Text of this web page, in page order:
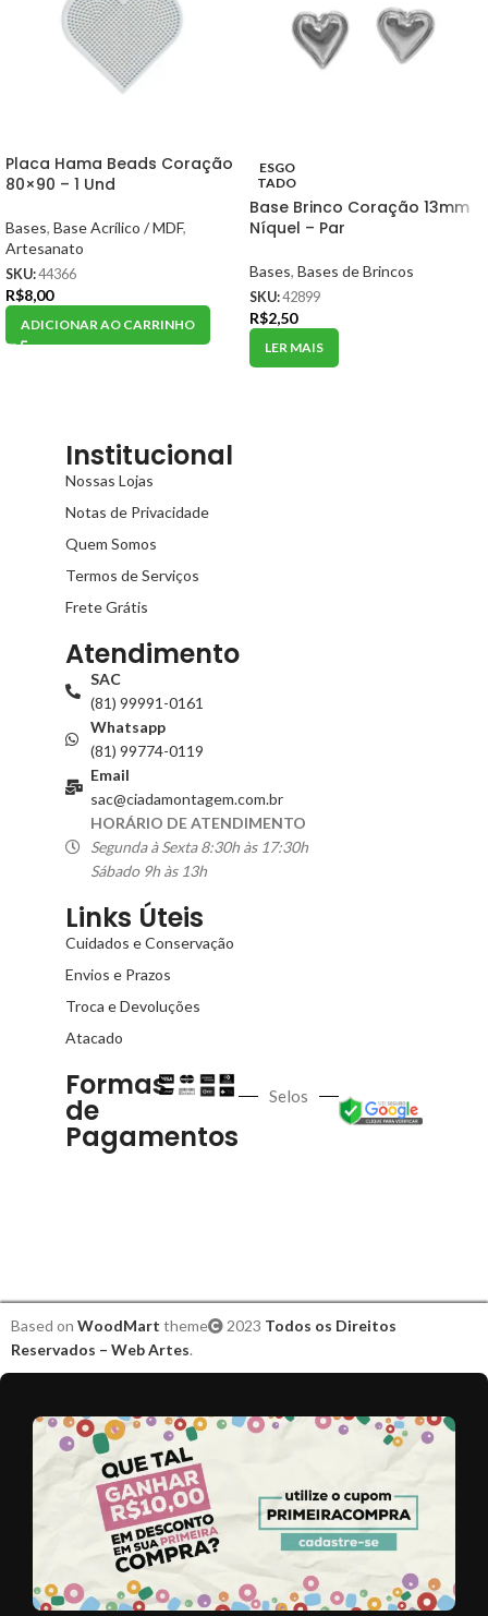
Placa Hama Beads Coração
80×90 – 1 Und
Bases, Base Acrílico / MDF,
Artesanato
SKU:44366
R$8,00
ADICIONAR AO CARRINHO
ESGO
TADO
Base Brinco Coração 13mm
Níquel – Par
Bases, Bases de Brincos
SKU:42899
R$2,50
LER MAIS
Institucional
Nossas Lojas
Notas de Privacidade
Quem Somos
Termos de Serviços
Frete Grátis
Atendimento
SAC
(81) 99991-0161
Whatsapp
(81) 99774-0119
Email
sac@ciadamontagem.com.br
HORÁRIO DE ATENDIMENTO
Segunda à Sexta 8:30h às 17:30h
Sábado 9h às 13h
Links Úteis
Cuidados e Conservação
Envios e Prazos
Troca e Devoluções
Atacado
Formas
de
Pagamentos
Selos
Based on WoodMart theme 2023 Todos os Direitos
Reservados – Web Artes.